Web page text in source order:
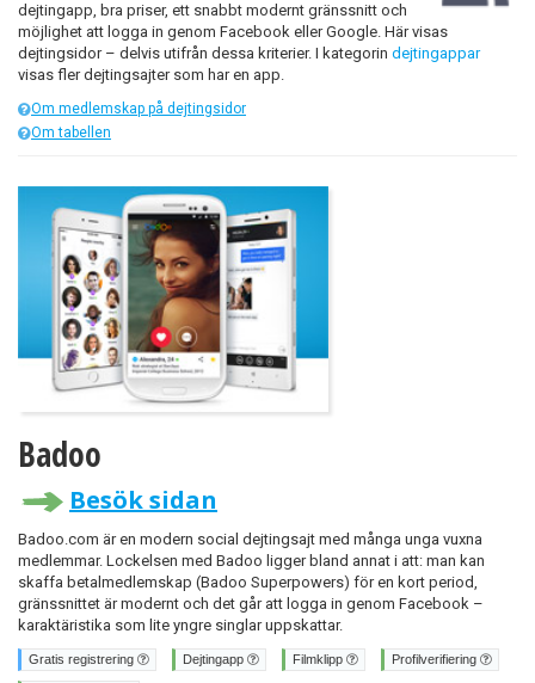
dejtingapp, bra priser, ett snabbt modernt gränssnitt och
möjlighet att logga in genom Facebook eller Google. Här visas
dejtingsidor – delvis utifrån dessa kriterier. I kategorin dejtingappar
visas fler dejtingsajter som har en app.
Om medlemskap på dejtingsidor
Om tabellen
Badoo
Besök sidan
Badoo.com är en modern social dejtingsajt med många unga vuxna
medlemmar. Lockelsen med Badoo ligger bland annat i att: man kan
skaffa betalmedlemskap (Badoo Superpowers) för en kort period,
gränssnittet är modernt och det går att logga in genom Facebook –
karaktäristika som lite yngre singlar uppskattar.
Gratis registrering Dejtingapp Filmklipp Profilverifiering